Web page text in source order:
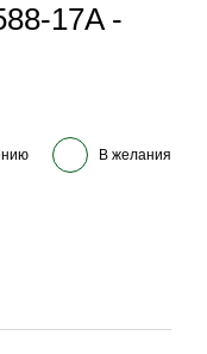
17A -
В желания